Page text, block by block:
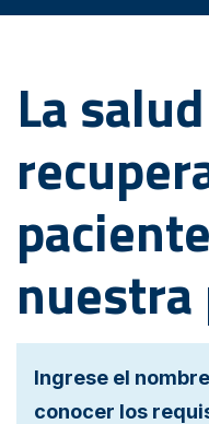
La
Ingrese el
conocer los